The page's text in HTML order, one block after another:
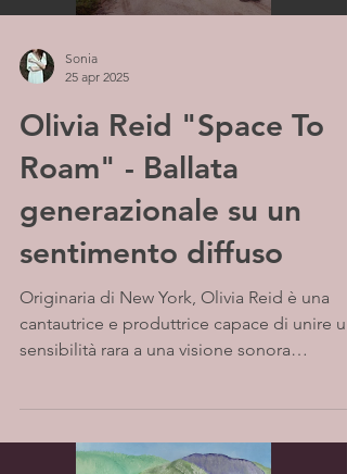
Sonia
25 apr 2025
Olivia Reid "Space To
Roam" - Ballata
generazionale su un
sentimento diffuso
Originaria di New York, Olivia Reid è una
cantautrice e produttrice capace di unire
sensibilità rara a una visione sonora